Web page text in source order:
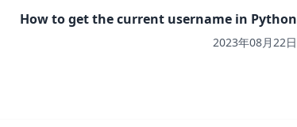
How to get the current username in Python
2023年08月22日